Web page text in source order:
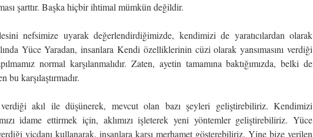
şarttır. Başka hiçbir ihtimal mümkün değildir.
nefsimize uyarak değerlendirdiğimizde, kendimizi de yaratıcılardan olarak
Yüce Yaradan, insanlara Kendi özelliklerinin cüzi olarak yansımasını verdiği
normal karşılanmalıdır. Zaten, ayetin tamamına baktığımızda, belki de
bu karşılaştırmadır.
akıl ile düşünerek, mevcut olan bazı şeyleri geliştirebiliriz. Kendimizi
idame ettirmek için, aklımızı işleterek yeni yöntemler geliştirebiliriz. Yüce
vicdanı kullanarak, insanlara karşı merhamet gösterebiliriz. Yine bize verilen